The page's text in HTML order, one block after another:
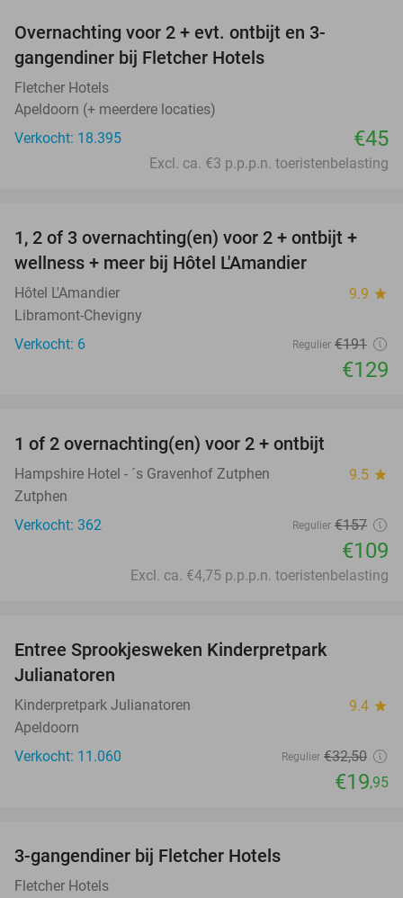
Overnachting voor 2 + evt. ontbijt en 3-
gangendiner bij Fletcher Hotels
Fletcher Hotels
Apeldoorn (+ meerdere locaties)
Verkocht: 18.395
€45
Excl. ca. €3 p.p.p.n. toeristenbelasting
32%
TODAY
1, 2 of 3 overnachting(en) voor 2 + ontbijt +
wellness + meer bij Hôtel L'Amandier
Hôtel L'Amandier 9.9 star
Libramont-Chevigny
Verkocht: 6
Regulier €191
€129
1 of 2 overnachting(en) voor 2 + ontbijt
Hampshire Hotel - ´s Gravenhof Zutphen 9.5 star
Zutphen
Verkocht: 362
Regulier €157
€109
Excl. ca. €4,75 p.p.p.n. toeristenbelasting
Entree Sprookjesweken Kinderpretpark
Julianatoren
Kinderpretpark Julianatoren 9.4 star
Apeldoorn
Verkocht: 11.060
Regulier €32,50
€19,95
3-gangendiner bij Fletcher Hotels
Fletcher Hotels